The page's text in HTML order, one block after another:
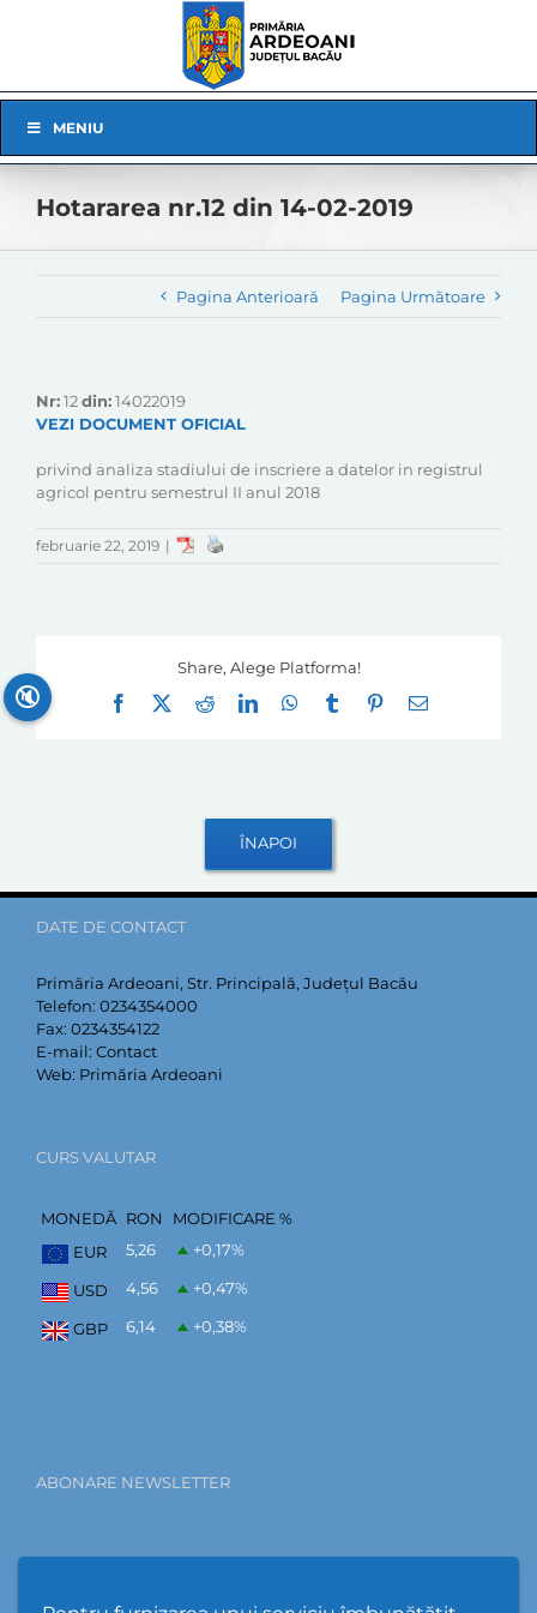
Navigation
MENIU
Hotararea nr.12 din 14-02-2019
Pagina Anterioară Pagina Următoare
Nr:12din:14022019
VEZI DOCUMENT OFICIAL
privind analiza stadiului de inscriere a datelor in registrul
agricol pentru semestrul II anul 2018
februarie 22, 2019 |
Share, Alege Platforma!
Facebook
RedditLinkedInWhatsApp
Tumblr Pinterest
E-
DATE DE CONTACT
Primăria Ardeoani, Str. Principală, Județul Bacău
Telefon: 0234354000
Fax: 0234354122
E-mail: Contact
Web: Primăria Ardeoani
CURS VALUTAR
MONEDĂ RON
MODIFICARE %
EUR
5,26 +0,17%
USD 4,56 +0,47%
GBP 6,14 +0,38%
ABONARE NEWSLETTER
🔇